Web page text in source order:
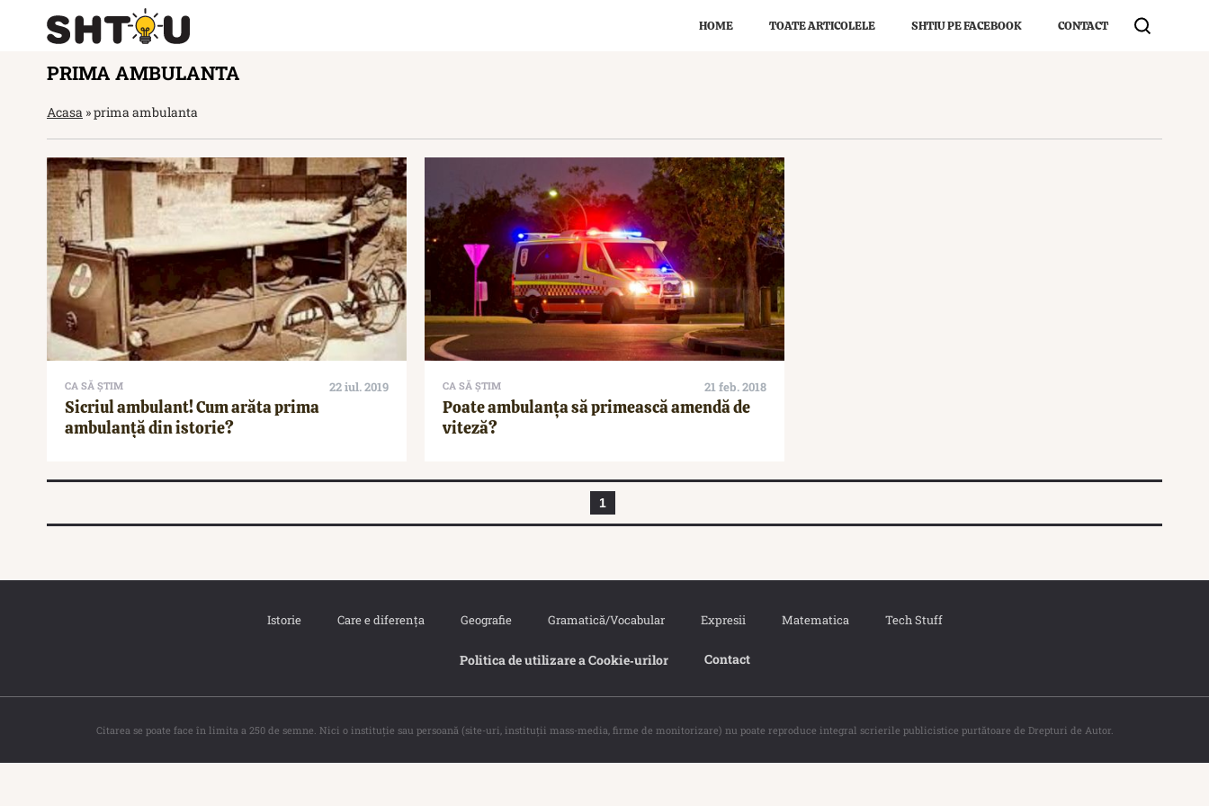
HOME TOATE ARTICOLELE SHTIU PE FACEBOOK CONTACT
PRIMA AMBULANTA
Acasa »prima ambulanta
CA SĂ ȘTIM 22 iul. 2019
Sicriul ambulant! Cum arăta prima
ambulanță din istorie?
CA SĂ ȘTIM 21 feb. 2018
Poate ambulanța să primească amendă de
viteză?
1
Istorie Care e diferența Geografie Gramatică/Vocabular Expresii Matematica Tech Stuff
Politica de utilizare a Cookie‐urilor Contact
Citarea se poate face în limita a 250 de semne. Nici o instituţie sau persoană (site-uri, instituţii mass-media, firme de monitorizare) nu poate reproduce integral scrierile publicistice purtătoare de Drepturi de Autor.